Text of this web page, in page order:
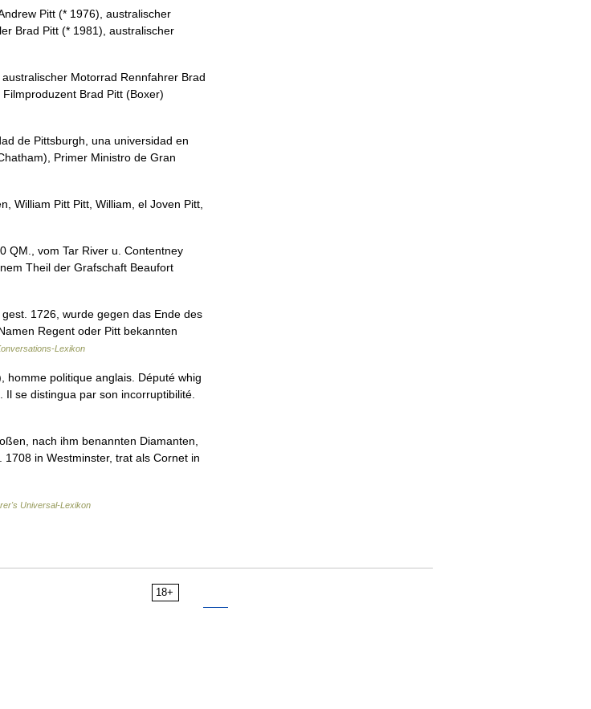
Pitt (* 1976), australischer
Brad Pitt (* 1981), australischer
Motorrad Rennfahrer Brad
Brad Pitt (Boxer)
de Pittsburgh, una universidad en
Primer Ministro de Gran
William Pitt Pitt, William, el Joven Pitt,
QM., vom Tar River u. Contentney
Theil der Grafschaft Beaufort
1726, wurde gegen das Ende des
Regent oder Pitt bekannten
Lexikon
politique anglais. Député whig
se distingua par son incorruptibilité.
nach ihm benannten Diamanten,
in Westminster, trat als Cornet in
Universal-Lexikon
18+